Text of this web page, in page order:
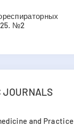
№2
JOURNALS
and Practice